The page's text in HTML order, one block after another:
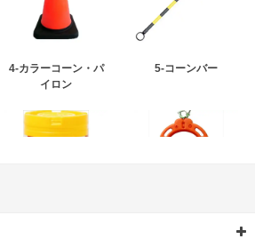
4-カラーコーン・パ
イロン
5-コーンバー